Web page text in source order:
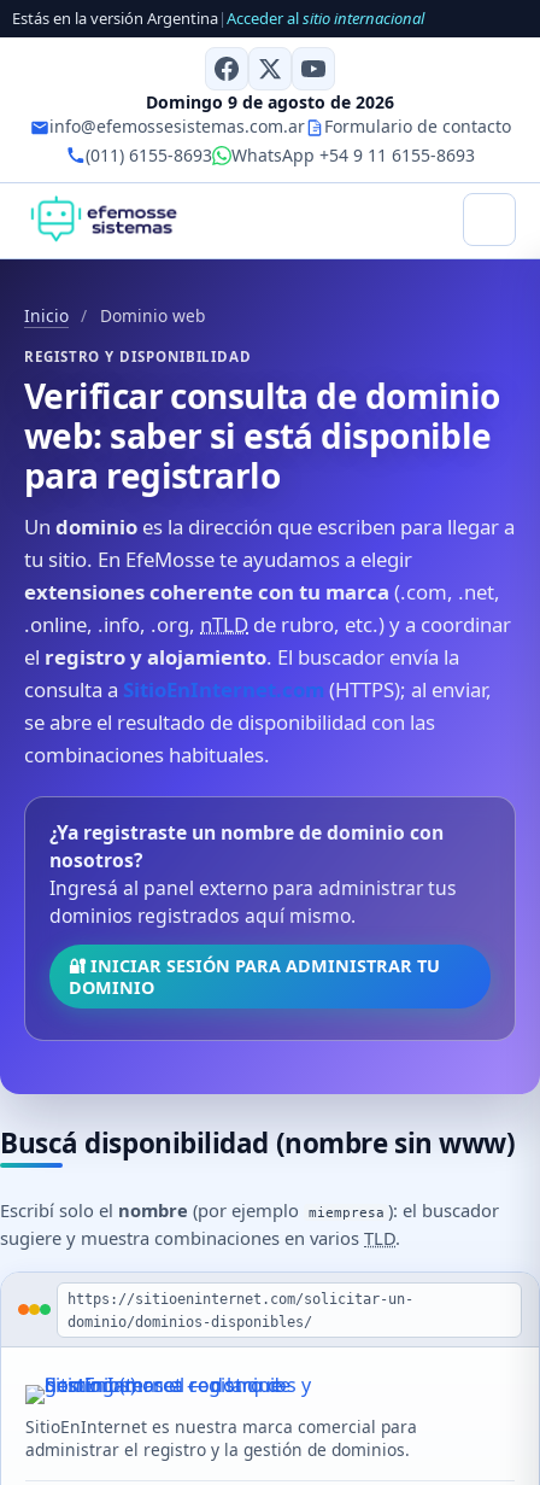
Estás en la versión Argentina|Acceder alsitio internacional
Domingo 9 de agosto de 2026
info@efemossesistemas.com.ar
Formulario de contacto
(011) 6155-8693
WhatsApp +54 9 11 6155-8693
Inicio / Dominio web
REGISTRO Y DISPONIBILIDAD
Verificar consulta de dominio
web: saber si está disponible
para registrarlo
Un dominio es la dirección que escriben para llegar a
tu sitio. En EfeMosse te ayudamos a elegir
extensiones coherente con tu marca (.com, .net,
.online, .info, .org, nTLD de rubro, etc.) y a coordinar
el registro y alojamiento. El buscador envía la
consulta a SitioEnInternet.com (HTTPS); al enviar,
se abre el resultado de disponibilidad con las
combinaciones habituales.
¿Ya registraste un nombre de dominio con
nosotros?
Ingresá al panel externo para administrar tus
dominios registrados aquí mismo.
🔐 INICIAR SESIÓN PARA ADMINISTRAR TU
DOMINIO
Buscá disponibilidad (nombre sin www)
Escribí solo el nombre (por ejemplo miempresa ): el buscador
sugiere y muestra combinaciones en varios TLD.
Comprobador de disponibilidad con enlace al servicio
https://sitioeninternet.com/solicitar-un-
dominio/dominios-disponibles/
SitioEnInternet es nuestra marca comercial para
administrar el registro y la gestión de dominios.